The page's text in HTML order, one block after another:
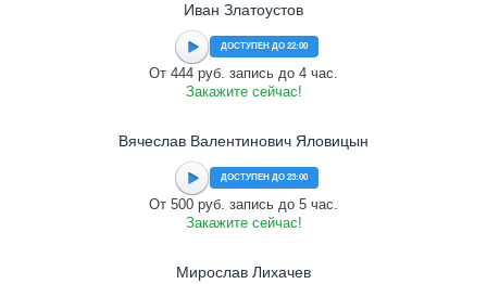
Иван Златоустов
ДОСТУПЕН ДО 22:00
От 444 руб. запись до 4 час.
Закажите сейчас!
Вячеслав Валентинович Яловицын
ДОСТУПЕН ДО 23:00
От 500 руб. запись до 5 час.
Закажите сейчас!
Мирослав Лихачев